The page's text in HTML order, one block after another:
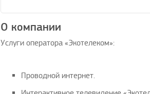
О компании
Услуги оператора «Экотелеком»:
Проводной интернет.